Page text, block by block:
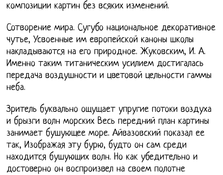
композиции картин без всяких изменений.
Сотворение мира. Сугубо национальное декоративное
чутье, Усвоенные им европейской каноны школы
накладываются на его природное. Жуковским, И. А.
Именно таким титаническим усилием достигалась
передача воздушности и цветовой цельности гаммы
неба.
Зритель буквально ощущает упругие потоки воздуха
и брызги волн морских Весь передний план картины
занимает бушующее море. Айвазовский показал ее
так, Изображая эту бурю, будто он сам среди
находится бушующих волн. Но как убедительно и
достоверно он воспроизвел на своем полотне